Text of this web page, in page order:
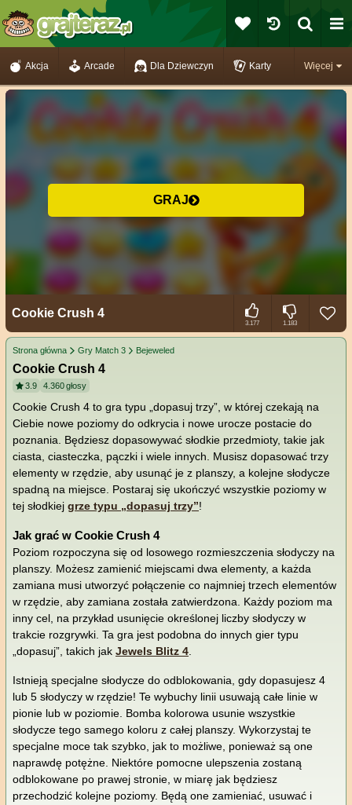
Więcej
Akcja Arcade Dla Dziewczyn Karty
GRAJ
Cookie Crush 4
3.177 1.183
Strona główna Gry Match 3 Bejeweled
Cookie Crush 4
3.9 4.360głosy
Cookie Crush 4 to gra typu „dopasuj trzy”, w której czekają na
Ciebie nowe poziomy do odkrycia i nowe urocze postacie do
poznania. Będziesz dopasowywać słodkie przedmioty, takie jak
ciasta, ciasteczka, pączki i wiele innych. Musisz dopasować trzy
elementy w rzędzie, aby usunąć je z planszy, a kolejne słodycze
spadną na miejsce. Postaraj się ukończyć wszystkie poziomy w
tej słodkiej grze typu „dopasuj trzy”!
Jak grać w Cookie Crush 4
Poziom rozpoczyna się od losowego rozmieszczenia słodyczy na
planszy. Możesz zamienić miejscami dwa elementy, a każda
zamiana musi utworzyć połączenie co najmniej trzech elementów
w rzędzie, aby zamiana została zatwierdzona. Każdy poziom ma
inny cel, na przykład usunięcie określonej liczby słodyczy w
trakcie rozgrywki. Ta gra jest podobna do innych gier typu
„dopasuj”, takich jak Jewels Blitz 4.
Istnieją specjalne słodycze do odblokowania, gdy dopasujesz 4
lub 5 słodyczy w rzędzie! Te wybuchy linii usuwają całe linie w
pionie lub w poziomie. Bomba kolorowa usunie wszystkie
słodycze tego samego koloru z całej planszy. Wykorzystaj te
specjalne moce tak szybko, jak to możliwe, ponieważ są one
naprawdę potężne. Niektóre pomocne ulepszenia zostaną
odblokowane po prawej stronie, w miarę jak będziesz
przechodzić kolejne poziomy. Będą one zamieniać, usuwać i